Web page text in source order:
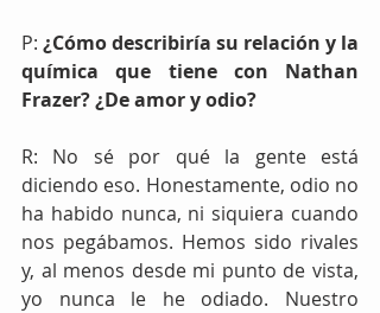
P: ¿Cómo describiría su relación y la
química que tiene con Nathan
Frazer? ¿De amor y odio?
R: No sé por qué la gente está
diciendo eso. Honestamente, odio no
ha habido nunca, ni siquiera cuando
nos pegábamos. Hemos sido rivales
y, al menos desde mi punto de vista,
yo nunca le he odiado. Nuestro